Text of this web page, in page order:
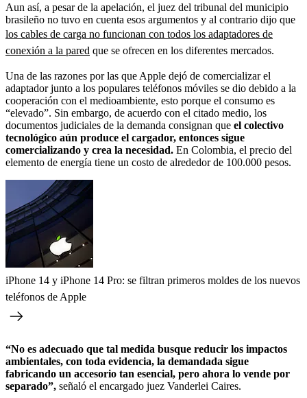
Aun así, a pesar de la apelación, el juez del tribunal del municipio
brasileño no tuvo en cuenta esos argumentos y al contrario dijo que
los cables de carga no funcionan con todos los adaptadores de
conexión a la pared que se ofrecen en los diferentes mercados.
Una de las razones por las que Apple dejó de comercializar el
adaptador junto a los populares teléfonos móviles se dio debido a la
cooperación con el medioambiente, esto porque el consumo es
“elevado”. Sin embargo, de acuerdo con el citado medio, los
documentos judiciales de la demanda consignan que el colectivo
tecnológico aún produce el cargador, entonces sigue
comercializando y crea la necesidad. En Colombia, el precio del
elemento de energía tiene un costo de alrededor de 100.000 pesos.
iPhone 14 y iPhone 14 Pro: se filtran primeros moldes de los nuevos
teléfonos de Apple
“No es adecuado que tal medida busque reducir los impactos
ambientales, con toda evidencia, la demandada sigue
fabricando un accesorio tan esencial, pero ahora lo vende por
separado”, señaló el encargado juez Vanderlei Caires.